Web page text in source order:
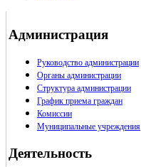
Администрация
Руководство администрации
Органы администрации
Структура администрации
График приема граждан
Комиссии
Муниципальные учреждения
Деятельность